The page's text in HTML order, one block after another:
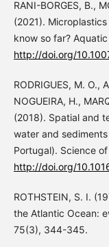
RANI-BORGES, B.,
(2021).
know so far?
http://doi.org/
RODRIGUES, M. O.,
NOGUEIRA, H.,
(2018). Spatial and
water and
Portugal). Science
http://doi.org/
ROTHSTEIN, S. I.
the Atlantic Ocean:
75(3), 344-345.